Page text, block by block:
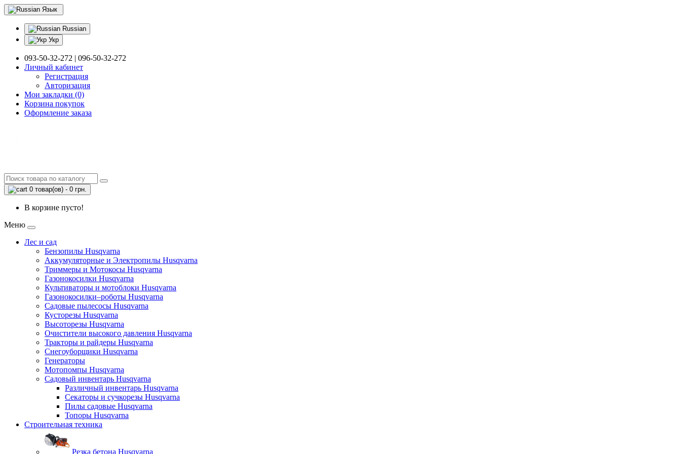
Язык
Russian
Укр
093-50-32-272 | 096-50-32-272
Личный кабинет
Регистрация
Авторизация
Мои закладки (0)
Корзина покупок
Оформление заказа
0 товар(ов) - 0 грн.
В корзине пусто!
Меню
Лес и сад
Бензопилы Husqvarna
Аккумуляторные и Электропилы Нusqvarna
Триммеры и Мотокосы Нusqvarna
Газонокосилки Husqvarna
Культиваторы и мотоблоки Husqvarna
Газонокосилки–роботы Husqvarna
Садовые пылесосы Husqvarna
Кусторезы Husqvarna
Высоторезы Husqvarna
Очистители высокого давления Husqvarna
Тракторы и райдеры Husqvarna
Снегоуборщики Husqvarna
Генераторы
Мотопомпы Husqvarna
Садовый инвентарь Husqvarna
Различный инвентарь Husqvarna
Секаторы и сучкорезы Husqvarna
Пилы садовые Husqvarna
Топоры Husqvarna
Строительная техника
Резка бетона Husqvarna